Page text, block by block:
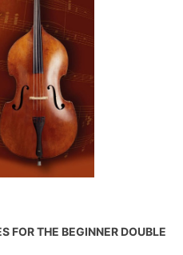
FOR THE BEGINNER DOUBLE